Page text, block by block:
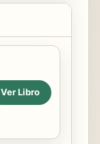
Ver Libro